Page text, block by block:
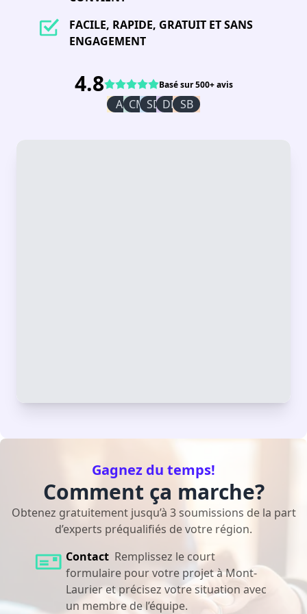
FACILE, RAPIDE, GRATUIT ET SANS
ENGAGEMENT
4.8 Basé sur 500+ avis
AI CM SD DR SB
Gagnez du temps!
Comment ça marche?
Obtenez gratuitement jusqu’à 3 soumissions de la part
d’experts préqualifiés de votre région.
Contact Remplissez le court
formulaire pour votre projet à Mont-
Laurier et précisez votre situation avec
un membre de l’équipe.